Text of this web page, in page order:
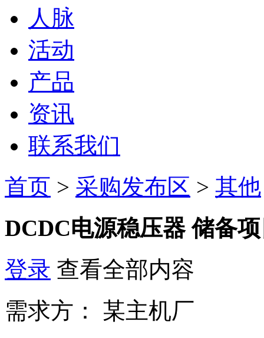
人脉
活动
产品
资讯
联系我们
首页 > 采购发布区 > 其他
DCDC电源稳压器 储备
登录 查看全部内容
需求方：
某主机厂